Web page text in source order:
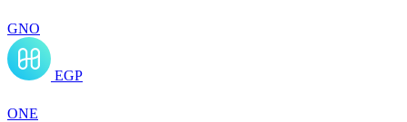
GNO
EGP
ONE